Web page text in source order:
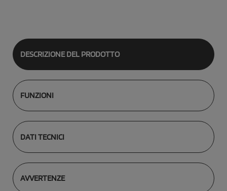
DESCRIZIONE DEL PRODOTTO
FUNZIONI
DATI TECNICI
AVVERTENZE